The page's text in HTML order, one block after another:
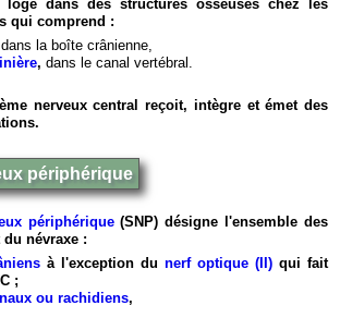
logé dans des structures osseuses chez les
qui comprend :
dans la boîte crânienne,
, dans le canal vertébral.
nerveux central reçoit, intègre et émet des
périphérique
périphérique(SNP) désigne l'ensemble des
névraxe :
à l'exception du nerf optique (II) qui fait
;
ou rachidiens,